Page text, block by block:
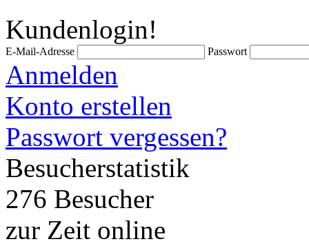
Kundenlogin!
E-Mail-Adresse Passwort
Anmelden
Konto erstellen
Passwort vergessen?
Besucherstatistik
276 Besucher
zur Zeit online